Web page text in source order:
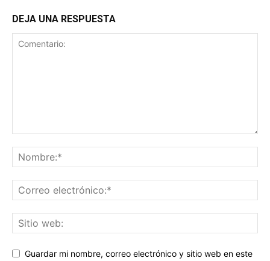
DEJA UNA RESPUESTA
Guardar mi nombre, correo electrónico y sitio web en este